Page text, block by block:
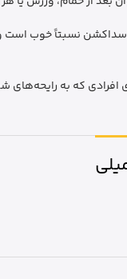
سداکشن نسبتاً خوب
افرادی که به